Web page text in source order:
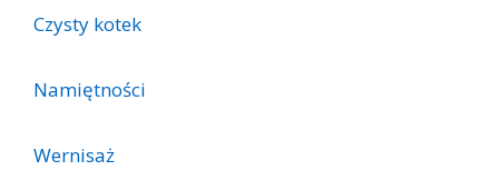
Czysty kotek
Namiętności
Wernisaż